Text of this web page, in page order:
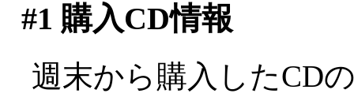
#1 購入CD情報
週末から購入したCD